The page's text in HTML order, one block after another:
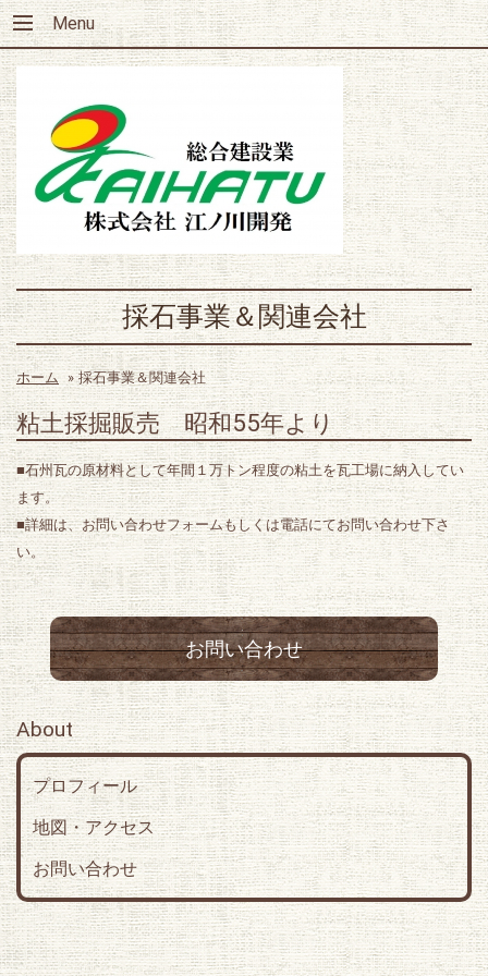
Menu
採石事業＆関連会社
ホーム » 採石事業＆関連会社
粘土採掘販売 昭和55年より
■石州瓦の原材料として年間１万トン程度の粘土を瓦工場に納入してい
ます。
■詳細は、お問い合わせフォームもしくは電話にてお問い合わせ下さ
い。
お問い合わせ
About
プロフィール
地図・アクセス
お問い合わせ